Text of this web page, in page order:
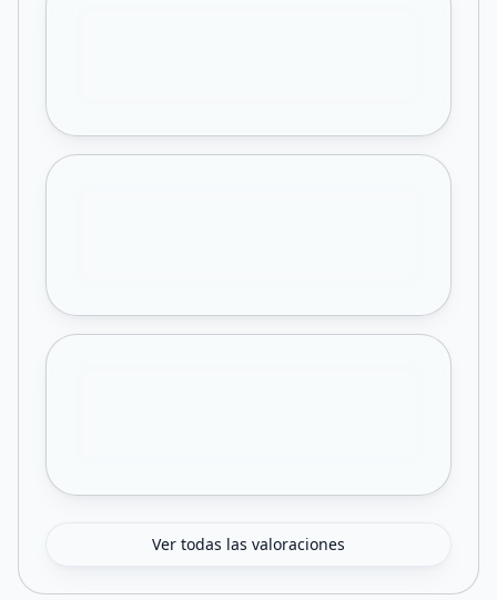
Ver todas las valoraciones